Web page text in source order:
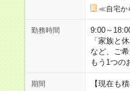
≪自宅か
勤務時間
9:00～
「家族と
など、ご
もう1つの
期間 【現在も